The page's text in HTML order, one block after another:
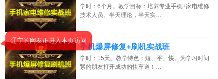
学时：6个月。教学目标：培养专业手机+家电维修
技术人员。半天理论，半天实…
手机爆屏修复+刷机实战班
学时：15天。教学特色：短、平、快。为学习时间
紧的朋友打开成功的快车道！…
辽宁的网友正进入本页访问